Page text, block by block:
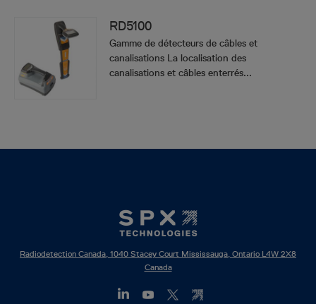
RD5100
Gamme de détecteurs de câbles et
canalisations La localisation des
canalisations et câbles enterrés...
Radiodetection Canada, 1040 Stacey Court Mississauga, Ontario L4W 2X8
Canada